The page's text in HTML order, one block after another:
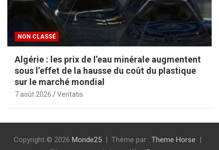
NON CLASSÉ
Algérie : les prix de l’eau minérale augmentent
sous l’effet de la hausse du coût du plastique
sur le marché mondial
7 août 2026 Veritatis
Copyright © 2026 Monde25 Thème par : Theme Horse